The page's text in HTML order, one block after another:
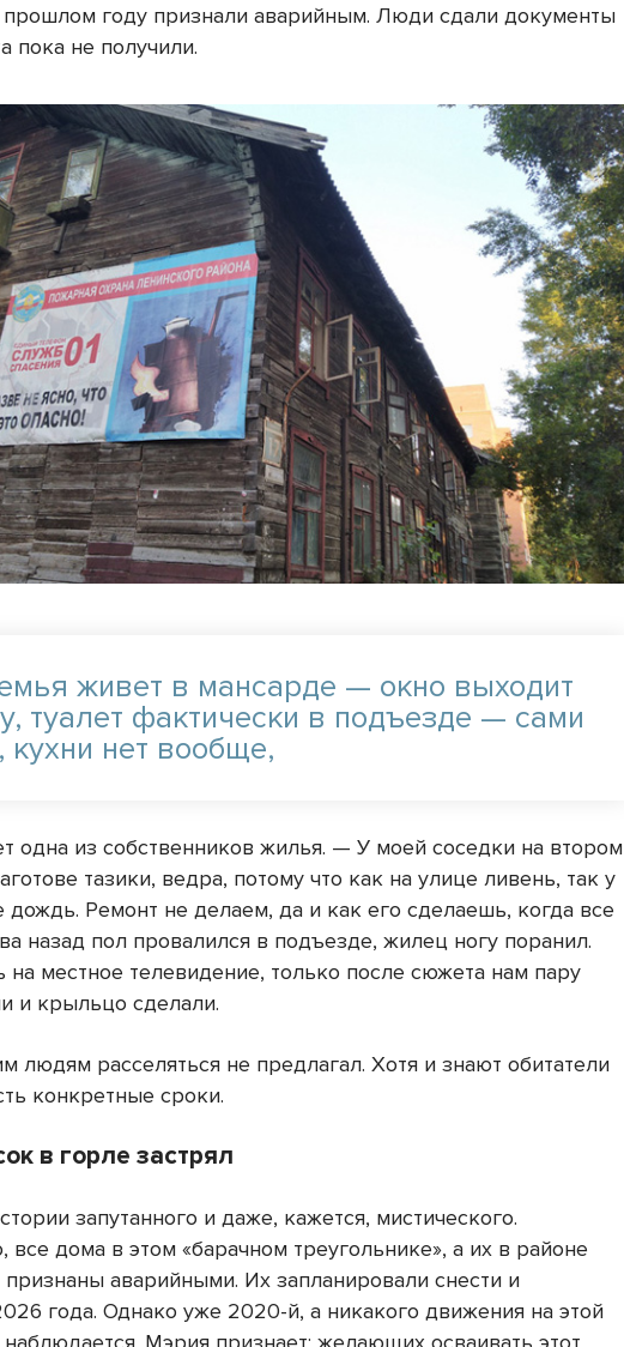
году признали аварийным. Люди сдали документы
пока не получили.
живет в мансарде — окно выходит
туалет фактически в подъезде — сами
кухни нет вообще,
одна из собственников жилья. — У моей соседки на втором
тазики, ведра, потому что как на улице ливень, так у
дождь. Ремонт не делаем, да и как его сделаешь, когда все
назад пол провалился в подъезде, жилец ногу поранил.
местное телевидение, только после сюжета нам пару
и крыльцо сделали.
людям расселяться не предлагал. Хотя и знают обитатели
конкретные сроки.
в горле застрял
запутанного и даже, кажется, мистического.
все дома в этом «барачном треугольнике», а их в районе
признаны аварийными. Их запланировали снести и
года. Однако уже 2020-й, а никакого движения на этой